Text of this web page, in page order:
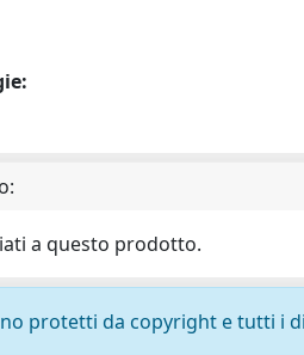
a questo prodotto.
protetti da copyright e tutti i